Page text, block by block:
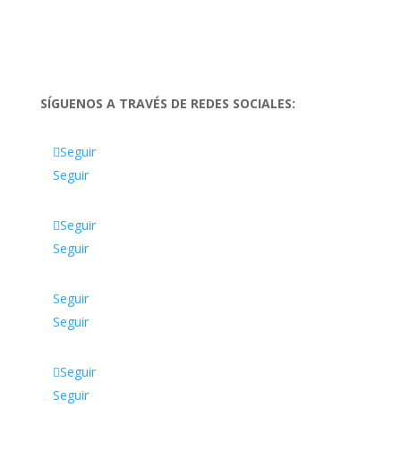
SÍGUENOS A TRAVÉS DE REDES SOCIALES:
Seguir
Seguir
Seguir
Seguir
Seguir
Seguir
Seguir
Seguir